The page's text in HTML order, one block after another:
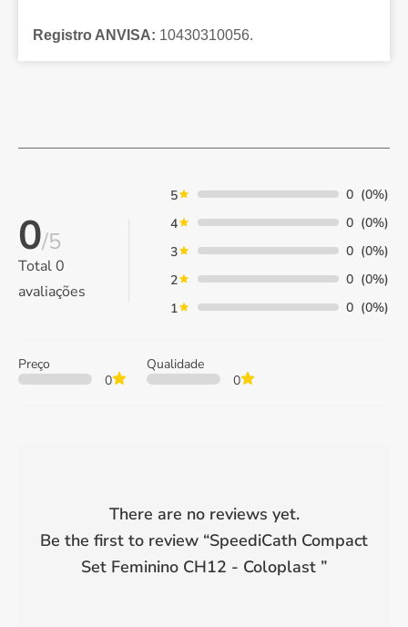
Registro ANVISA: 10430310056.
0/5
Total0
avaliações
5 0 (0%)
4
0 (0%)
3
0 (0%)
2
0 (0%)
1
0 (0%)
Preço
0
Qualidade
0
There are no reviews yet.
Be the first to review “SpeediCath Compact
Set Feminino CH12 - Coloplast ”